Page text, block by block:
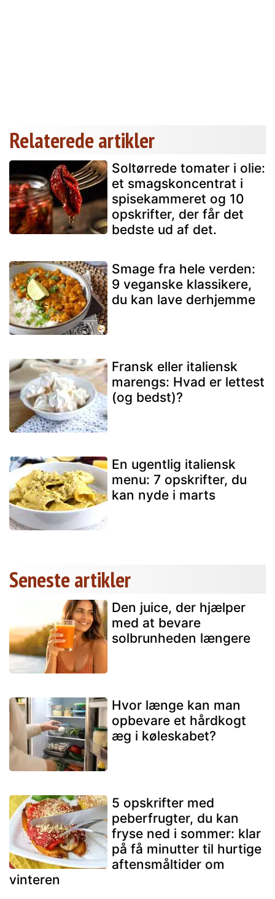
Relaterede artikler
Soltørrede tomater i olie:
et smagskoncentrat i
spisekammeret og 10
opskrifter, der får det
bedste ud af det.
Smage fra hele verden:
9 veganske klassikere,
du kan lave derhjemme
Fransk eller italiensk
marengs: Hvad er lettest
(og bedst)?
En ugentlig italiensk
menu: 7 opskrifter, du
kan nyde i marts
Seneste artikler
Den juice, der hjælper
med at bevare
solbrunheden længere
Hvor længe kan man
opbevare et hårdkogt
æg i køleskabet?
5 opskrifter med
peberfrugter, du kan
fryse ned i sommer: klar
på få minutter til hurtige
aftensmåltider om
vinteren